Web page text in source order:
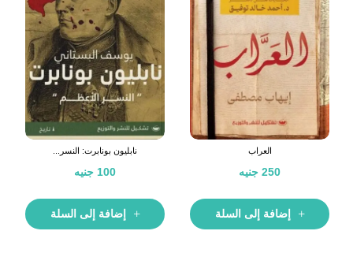
العراب
250 جنيه
إضافة إلى السلة
نابليون بونابرت: النسر...
100 جنيه
إضافة إلى السلة